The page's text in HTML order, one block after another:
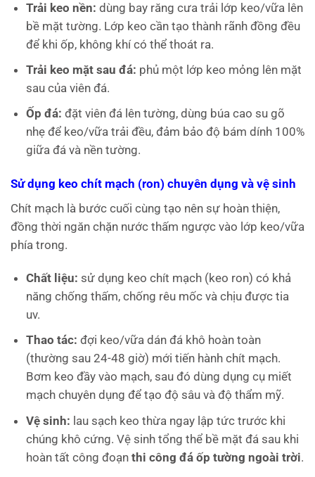
Trải keo nền: dùng bay răng cưa trải lớp keo/vữa lên
bề mặt tường. Lớp keo cần tạo thành rãnh đồng đều
để khi ốp, không khí có thể thoát ra.
Trải keo mặt sau đá: phủ một lớp keo mỏng lên mặt
sau của viên đá.
Ốp đá: đặt viên đá lên tường, dùng búa cao su gõ
nhẹ để keo/vữa trải đều, đảm bảo độ bám dính 100%
giữa đá và nền tường.
Sử dụng keo chít mạch (ron) chuyên dụng và vệ sinh
Chít mạch là bước cuối cùng tạo nên sự hoàn thiện,
đồng thời ngăn chặn nước thấm ngược vào lớp keo/vữa
phía trong.
Chất liệu: sử dụng keo chít mạch (keo ron) có khả
năng chống thấm, chống rêu mốc và chịu được tia
uv.
Thao tác: đợi keo/vữa dán đá khô hoàn toàn
(thường sau 24-48 giờ) mới tiến hành chít mạch.
Bơm keo đầy vào mạch, sau đó dùng dụng cụ miết
mạch chuyên dụng để tạo độ sâu và độ thẩm mỹ.
Vệ sinh: lau sạch keo thừa ngay lập tức trước khi
chúng khô cứng. Vệ sinh tổng thể bề mặt đá sau khi
hoàn tất công đoạn thi công đá ốp tường ngoài trời.